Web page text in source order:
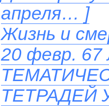
апреля… ]
Жизнь и
20 февр.
ТЕТРАДЕЙ